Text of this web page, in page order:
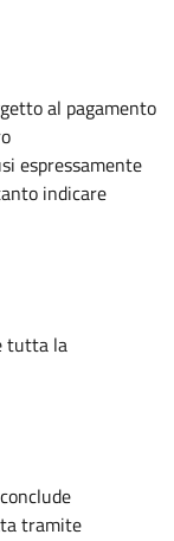
al pagamento
espressamente
indicare
tutta la
tramite